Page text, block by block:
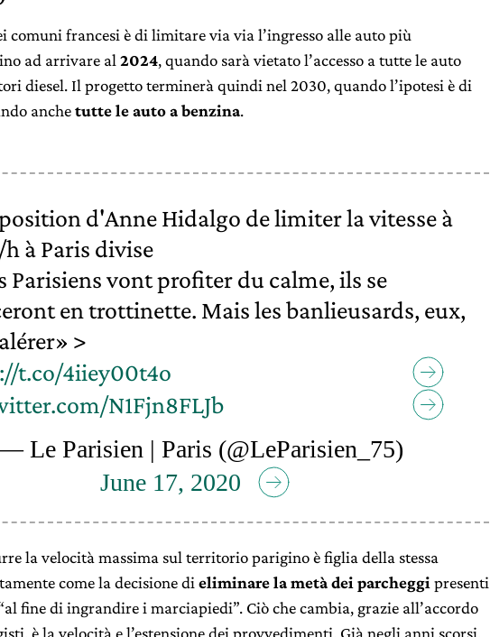
comuni francesi è di limitare via via l’ingresso alle auto più
ad arrivare al 2024, quando sarà vietato l’accesso a tutte le auto
diesel. Il progetto terminerà quindi nel 2030, quando l’ipotesi è di
anchetutte le auto a benzina.
d'Anne Hidalgo de limiter la vitesse à
à Paris divise
Parisiens vont profiter du calme, ils se
en trottinette. Mais les banlieusards, eux,
>
t.co/4iiey00t4o
N1Fjn8FLJb
Le Parisien | Paris (@LeParisien_75)
June 17, 2020
la velocità massima sul territorio parigino è figlia della stessa
come la decisione di eliminare la metà dei parcheggi presenti
fine di ingrandire i marciapiedi”. Ciò che cambia, grazie all’accordo
è la velocità e l’estensione dei provvedimenti. Già negli anni scorsi,